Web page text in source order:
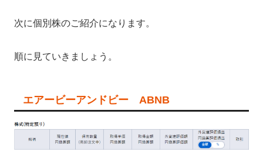
次に個別株のご紹介になります。
順に見ていきましょう。
エアービーアンドビー ABNB